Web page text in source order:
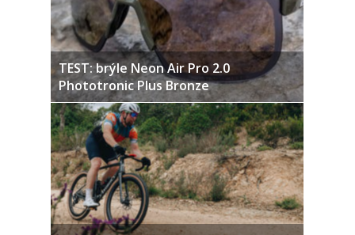
TEST: brýle Neon Air Pro 2.0
Phototronic Plus Bronze